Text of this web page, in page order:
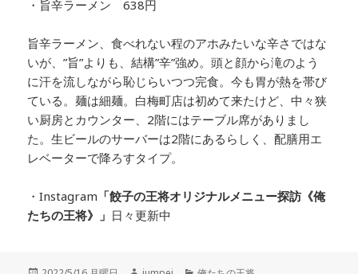
・旨辛ラーメン 638円
旨辛ラーメン、食べれない程のアホみたいな辛さではな
いが、”旨”よりも、結構”辛”強め。頭と顔から滝のよう
に汗を流しながら恥じらいつつ完食。今も胃が熱を帯び
ている。麺は細麺。白梅町店は初めて来たけど、中々狭
い厨房とカウンター、2階にはテーブル席がありまし
た。生ビールのサーバーは2階にあるらしく、配膳用エ
レベーターで降ろすタイプ。
・Instagram 「餃子の王将オリジナルメニュー探訪 《俺
たちの王将》」 日々更新中